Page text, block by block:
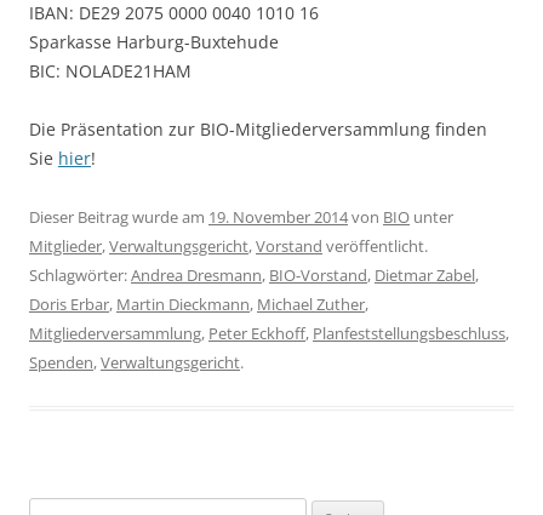
IBAN: DE29 2075 0000 0040 1010 16
Sparkasse Harburg-Buxtehude
BIC: NOLADE21HAM
Die Präsentation zur BIO-Mitgliederversammlung finden
Sie hier!
Dieser Beitrag wurde am 19. November 2014von BIO unter
Mitglieder,Verwaltungsgericht,Vorstand veröffentlicht.
Schlagwörter:Andrea Dresmann, BIO-Vorstand, Dietmar Zabel,
Doris Erbar, Martin Dieckmann, Michael Zuther,
Mitgliederversammlung, Peter Eckhoff, Planfeststellungsbeschluss,
Spenden,Verwaltungsgericht.